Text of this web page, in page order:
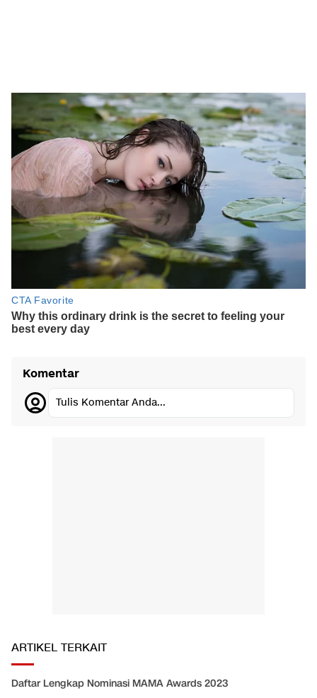
Komentar
Tulis Komentar Anda...
ARTIKEL TERKAIT
Daftar Lengkap Nominasi MAMA Awards 2023